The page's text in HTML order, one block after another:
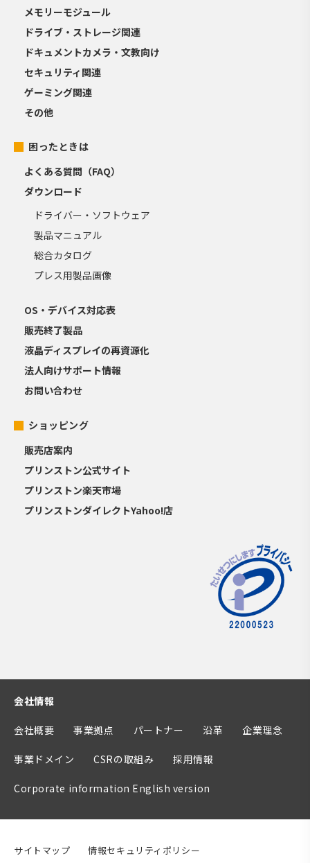
メモリーモジュール
ドライブ・ストレージ関連
ドキュメントカメラ・文教向け
セキュリティ関連
ゲーミング関連
その他
困ったときは
よくある質問（FAQ）
ダウンロード
ドライバー・ソフトウェア
製品マニュアル
総合カタログ
プレス用製品画像
OS・デバイス対応表
販売終了製品
液晶ディスプレイの再資源化
法人向けサポート情報
お問い合わせ
ショッピング
販売店案内
プリンストン公式サイト
プリンストン楽天市場
プリンストンダイレクトYahoo!店
会社情報
会社概要 事業拠点 パートナー 沿革 企業理念
事業ドメイン CSRの取組み 採用情報
Corporate information English version
サイトマップ
情報セキュリティポリシー